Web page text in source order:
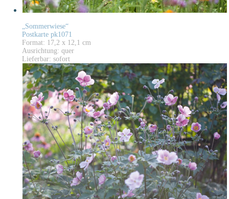
„Sommerwiese“
Postkarte pk1071
Format: 17,2 x 12,1 cm
Ausrichtung: quer
Lieferbar: sofort